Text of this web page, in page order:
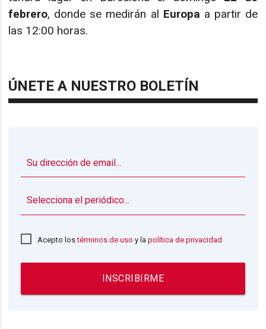
febrero, donde se medirán al Europa a partir de
las 12:00 horas.
ÚNETE A NUESTRO BOLETÍN
Acepto lostérminos de uso y lapolítica de privacidad
INSCRIBIRME